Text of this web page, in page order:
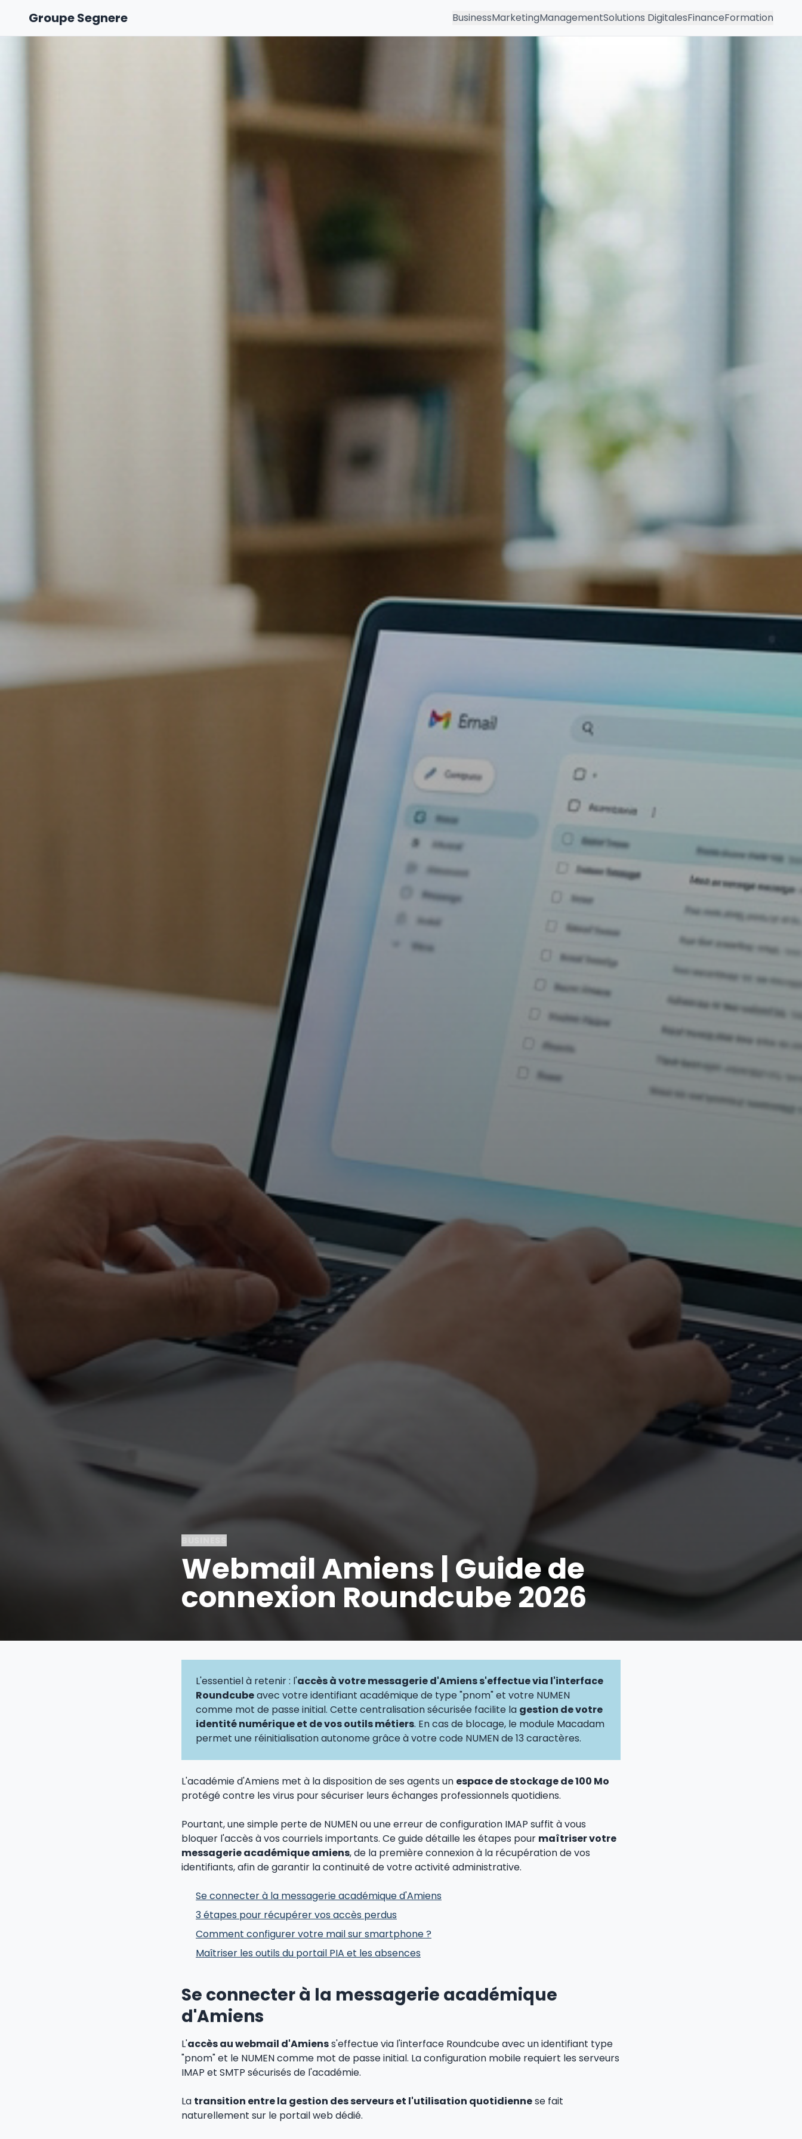
Groupe Segnere BusinessMarketingManagementSolutions DigitalesFinanceFormation
Webmail Amiens | Guide de
connexion Roundcube 2026
L'essentiel à retenir : l'accès à votre messagerie d'Amiens s'effectue via l'interface
Roundcubeavec votre identifiant académique de type "pnom" et votre NUMEN
comme mot de passe initial. Cette centralisation sécurisée facilite la gestion de votre
identité numérique et de vos outils métiers. En cas de blocage, le module Macadam
permet une réinitialisation autonome grâce à votre code NUMEN de 13 caractères.
L'académie d'Amiens met à la disposition de ses agents un espace de stockage de 100 Mo
protégé contre les virus pour sécuriser leurs échanges professionnels quotidiens.
Pourtant, une simple perte de NUMEN ou une erreur de configuration IMAP suffit à vous
bloquer l'accès à vos courriels importants. Ce guide détaille les étapes pour maîtriser votre
messagerie académique amiens, de la première connexion à la récupération de vos
identifiants, afin de garantir la continuité de votre activité administrative.
Se connecter à la messagerie académique d'Amiens
3 étapes pour récupérer vos accès perdus
Comment configurer votre mail sur smartphone ?
Maîtriser les outils du portail PIA et les absences
Se connecter à la messagerie académique
d'Amiens
L'accès au webmail d'Amienss'effectue via l'interface Roundcube avec un identifiant type
"pnom" et le NUMEN comme mot de passe initial. La configuration mobile requiert les serveurs
IMAP et SMTP sécurisés de l'académie.
La transition entre la gestion des serveurs et l'utilisation quotidiennese fait
naturellement sur le portail web dédié.